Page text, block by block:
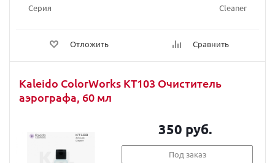
Серия
Cleaner
Отложить Сравнить
Kaleido ColorWorks KT103 Очиститель
аэрографа, 60 мл
350 руб.
Под заказ